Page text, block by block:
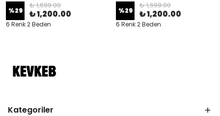
%29
₺ 1,699.00
₺ 1,200.00
6 Renk 2 Beden
%29
₺ 1,699.00
₺ 1,200.00
6 Renk 2 Beden
Kategoriler